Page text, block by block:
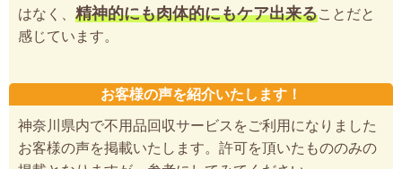
はなく、 精神的にも肉体的にもケア出来ることだと
感じています。
お客様の声を紹介いたします！
神奈川県内で不用品回収サービスをご利用になりました
お客様の声を掲載いたします。許可を頂いたもののみの